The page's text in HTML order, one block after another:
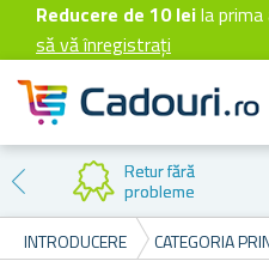
Reducere de 10 leila
să vă înregistrați
Retur fără
probleme
INTRODUCERE
CATEGORIA